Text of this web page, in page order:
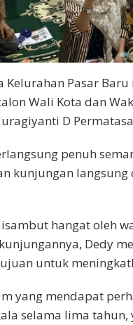
Kelurahan Pasar
Wali Kota dan
D
penuh
kunjungan
hangat oleh
Dedy
untuk
yang mendapat
selama lima